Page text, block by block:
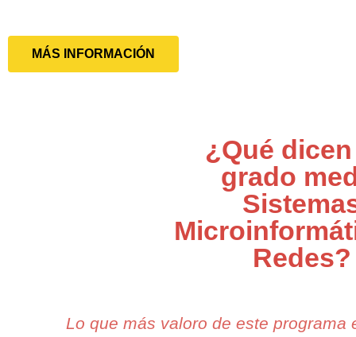
MÁS INFORMACIÓN
¿Qué
grado
Redes?
Lo que más valoro de este programa